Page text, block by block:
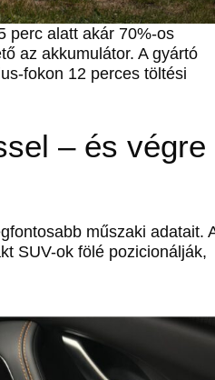
perc alatt akár 70%-os
az akkumulátor. A gyártó
fokon 12 perces töltési
– és végre
műszaki adatait.
SUV-ok fölé pozicionálják,